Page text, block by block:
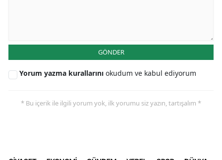
GÖNDER
Yorum yazma kurallarını okudum ve kabul ediyorum
* Bu içerik ile ilgili yorum yok, ilk yorumu siz yazın, tartışalım *